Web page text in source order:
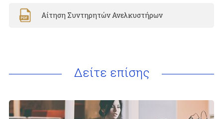
Αίτηση Συντηρητών Ανελκυστήρων
Δείτε επίσης